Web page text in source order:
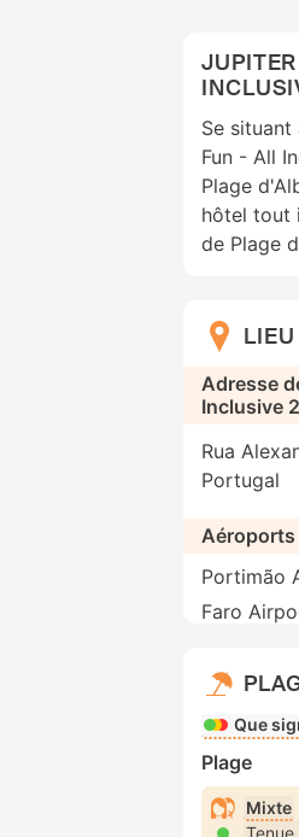
Se
Fun - All
Plage
hôtel tout
de Plage
LIEU
Adresse
Inclusive
Rua
Portugal
Aéroports
Portimão
Faro
Que
Plage
Mixte